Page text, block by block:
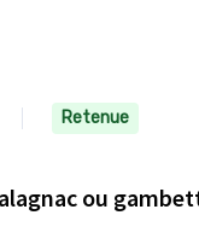
Retenue
ou